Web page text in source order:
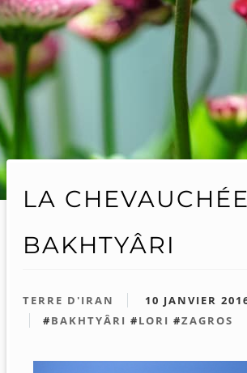
LA
BAKHTYÂRI
TERRE D'IRAN
10 JANVIER
#BAKHTYÂRI #LORI #ZAGROS